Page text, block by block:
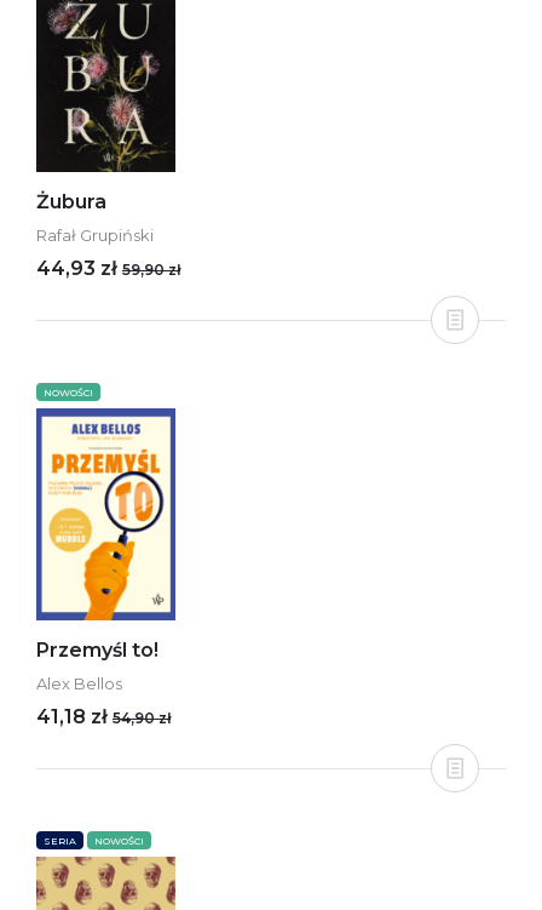
Żubura
Rafał Grupiński
44,93 zł 59,90 zł
NOWOŚCI
Przemyśl to!
Alex Bellos
41,18 zł 54,90 zł
SERIA NOWOŚCI